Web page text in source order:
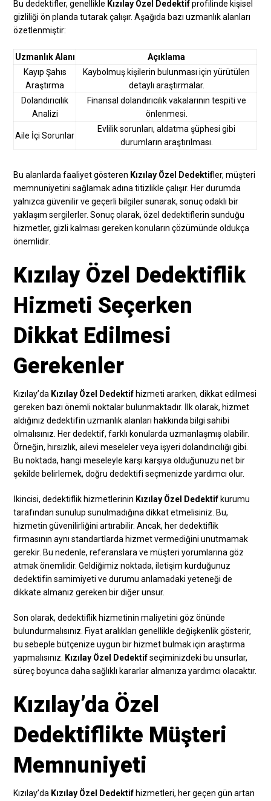
Bu dedektifler, genellikle Kızılay Özel Dedektifprofilinde kişisel
gizliliği ön planda tutarak çalışır. Aşağıda bazı uzmanlık alanları
özetlenmiştir:
Uzmanlık Alanı
Açıklama
Kayıp Şahıs
Araştırma
Kaybolmuş kişilerin bulunması için yürütülen
detaylı araştırmalar.
Dolandırıcılık
Analizi
Finansal dolandırıcılık vakalarının tespiti ve
önlenmesi.
Aile İçi Sorunlar
Evlilik sorunları, aldatma şüphesi gibi
durumların araştırılması.
Bu alanlarda faaliyet gösteren Kızılay Özel Dedektifler, müşteri
memnuniyetini sağlamak adına titizlikle çalışır. Her durumda
yalnızca güvenilir ve geçerli bilgiler sunarak, sonuç odaklı bir
yaklaşım sergilerler. Sonuç olarak, özel dedektiflerin sunduğu
hizmetler, gizli kalması gereken konuların çözümünde oldukça
önemlidir.
Kızılay Özel Dedektiflik
Hizmeti Seçerken
Dikkat Edilmesi
Gerekenler
Kızılay’da Kızılay Özel Dedektif hizmeti ararken, dikkat edilmesi
gereken bazı önemli noktalar bulunmaktadır. İlk olarak, hizmet
aldığınız dedektifin uzmanlık alanları hakkında bilgi sahibi
olmalısınız. Her dedektif, farklı konularda uzmanlaşmış olabilir.
Örneğin, hırsızlık, ailevi meseleler veya işyeri dolandırıcılığı gibi.
Bu noktada, hangi meseleyle karşı karşıya olduğunuzu net bir
şekilde belirlemek, doğru dedektifi seçmenizde yardımcı olur.
İkincisi, dedektiflik hizmetlerinin Kızılay Özel Dedektif kurumu
tarafından sunulup sunulmadığına dikkat etmelisiniz. Bu,
hizmetin güvenilirliğini artırabilir. Ancak, her dedektiflik
firmasının aynı standartlarda hizmet vermediğini unutmamak
gerekir. Bu nedenle, referanslara ve müşteri yorumlarına göz
atmak önemlidir. Geldiğimiz noktada, iletişim kurduğunuz
dedektifin samimiyeti ve durumu anlamadaki yeteneği de
dikkate almanız gereken bir diğer unsur.
Son olarak, dedektiflik hizmetinin maliyetini göz önünde
bulundurmalısınız. Fiyat aralıkları genellikle değişkenlik gösterir,
bu sebeple bütçenize uygun bir hizmet bulmak için araştırma
yapmalısınız. Kızılay Özel Dedektifseçiminizdeki bu unsurlar,
süreç boyunca daha sağlıklı kararlar almanıza yardımcı olacaktır.
Kızılay’da Özel
Dedektiflikte Müşteri
Memnuniyeti
Kızılay’da Kızılay Özel Dedektif hizmetleri, her geçen gün artan